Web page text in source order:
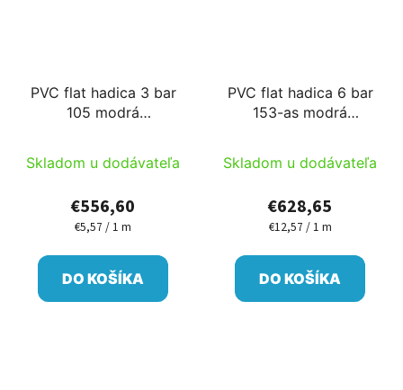
PVC flat hadica 3 bar
105 modrá
zabudovaným
pripojením každých 75
Skladom u dodávateľa
€556,60
Jednotková
€5,57 / 1 m
DO KOŠÍKA
PVC flat hadica 6 bar
153-as modrá
Skladom u dodávateľa
€628,65
Jednotková
€12,57 / 1 m
DO KOŠÍKA